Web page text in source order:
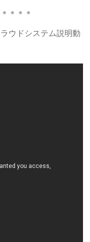
＊＊＊
ウドシステム説明動